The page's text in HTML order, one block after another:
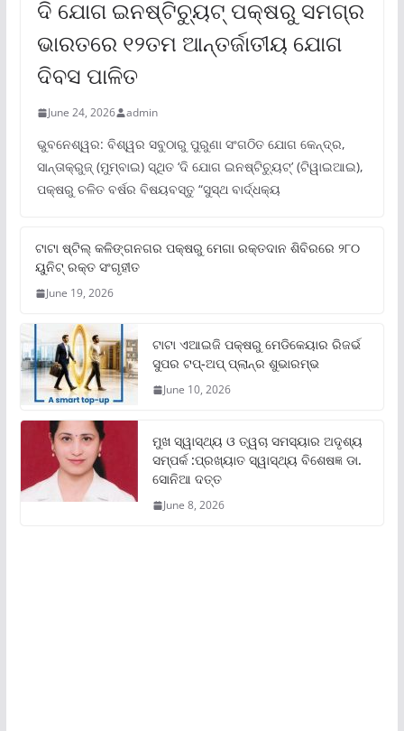
ଦି ଯୋଗ ଇନଷ୍ଟିଚ୍ୟୁଟ୍ ପକ୍ଷରୁ ସମଗ୍ର
ଭାରତରେ ୧୨ତମ ଆନ୍ତର୍ଜାତୀୟ ଯୋଗ
ଦିବସ ପାଳିତ
June 24, 2026 admin
ଭୁବନେଶ୍ୱର: ବିଶ୍ୱର ସବୁଠାରୁ ପୁରୁଣା ସଂଗଠିତ ଯୋଗ କେନ୍ଦ୍ର,
ସାନ୍ତାକ୍ରୁଜ୍ (ମୁମ୍ବାଇ) ସ୍ଥିତ ‘ଦି ଯୋଗ ଇନଷ୍ଟିଚ୍ୟୁଟ୍‌’ (ଟିୱାଇଆଇ),
ପକ୍ଷରୁ ଚଳିତ ବର୍ଷର ବିଷୟବସ୍ତୁ “ସୁସ୍ଥ ବାର୍ଦ୍ଧକ୍ୟ
ଟାଟା ଷ୍ଟିଲ୍‌ କଳିଙ୍ଗନଗର ପକ୍ଷରୁ ମେଗା ରକ୍ତଦାନ ଶିବିରରେ ୨୮୦
ୟୁନିଟ୍‌ ରକ୍ତ ସଂଗୃହୀତ
June 19, 2026
ଟାଟା ଏଆଇଜି ପକ୍ଷରୁ ମେଡିକେୟାର ରିଜର୍ଭ
ସୁପର ଟପ୍‌-ଅପ୍ ପ୍ଲାନ୍‌ର ଶୁଭାରମ୍ଭ
June 10, 2026
ମୁଖ ସ୍ୱାସ୍ଥ୍ୟ ଓ ତ୍ୱଚା ସମସ୍ୟାର ଅଦୃଶ୍ୟ
ସମ୍ପର୍କ :ପ୍ରଖ୍ୟାତ ସ୍ୱାସ୍ଥ୍ୟ ବିଶେଷଜ୍ଞ ଡା.
ସୋନିଆ ଦତ୍ତ
June 8, 2026